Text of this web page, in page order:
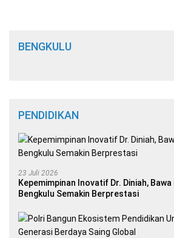
BENGKULU
PENDIDIKAN
23 Juli 2026
Kepemimpinan Inovatif Dr. Diniah,
Bengkulu Semakin Berprestasi